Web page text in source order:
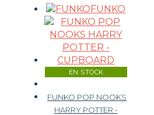
FUNKO
EN STOCK
FUNKO POP NOOKS
HARRY POTTER -